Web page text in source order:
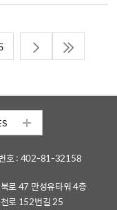
번호 : 402-81-32158
로 47 만성유타워 4층
로 152번길 25